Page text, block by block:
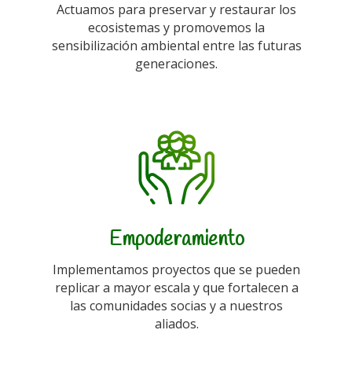
Actuamos para preservar y restaurar los
ecosistemas y promovemos la
sensibilización ambiental entre las futuras
generaciones.
Empoderamiento
Implementamos proyectos que se pueden
replicar a mayor escala y que fortalecen a
las comunidades socias y a nuestros
aliados.